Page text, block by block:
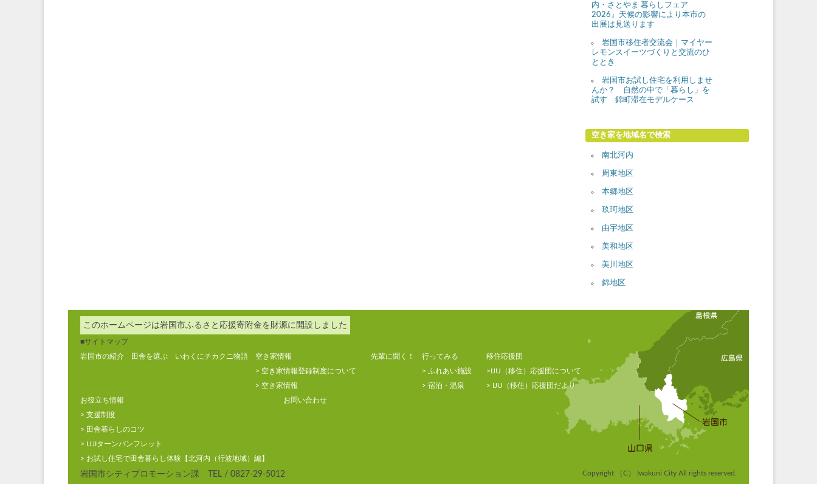
内・さとやま 暮らしフェア
2026』天候の影響により本市の
出展は見送ります
岩国市移住者交流会｜マイヤー
レモンスイーツづくりと交流のひ
ととき
岩国市お試し住宅を利用しませ
んか？ 自然の中で「暮らし」を
試す 錦町滞在モデルケース
空き家を地域名で検索
南北河内
周東地区
本郷地区
玖珂地区
由宇地区
美和地区
美川地区
錦地区
このホームページは岩国市ふるさと応援寄附金を財源に開設しました
■サイトマップ
岩国市の紹介
田舎を選ぶ いわくにチカクニ物語
空き家情報
> 空き家情報登録制度について
> 空き家情報
先輩に聞く！
行ってみる
> ふれあい施設
> 宿泊・温泉
移住応援団
>IJU（移住）応援団について
> IJU（移住）応援団だより
お役立ち情報
> 支援制度
> 田舎暮らしのコツ
> UJIターンパンフレット
> お試し住宅で田舎暮らし体験【北河内（行波地域）編】
お問い合わせ
岩国市シティプロモーション課 TEL / 0827-29-5012 Copyright （C） Iwakuni City All rights reserved.